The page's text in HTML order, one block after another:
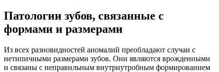
Патологии зубов, связанные с
формами и размерами
Из всех разновидностей аномалий преобладают случаи с
нетипичными размерами зубов. Они являются врожденными
и связаны с неправильным внутриутробным формированием